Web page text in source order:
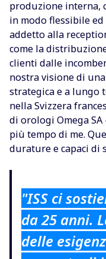
produzione interna,
in modo flessibile
addetto alla
come la
clienti dalle
nostra visione di
strategica e a lungo
nella Svizzera
di orologi Omega
più tempo di me.
durature e capaci di
"ISS ci
da 25 anni.
delle